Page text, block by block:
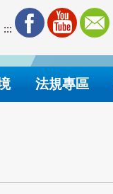
:::
法規專區